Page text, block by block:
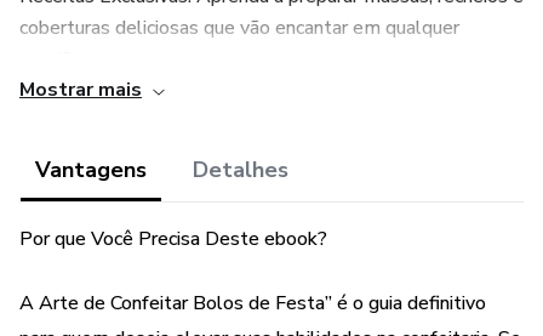
coberturas deliciosas que vão encantar em qualquer
seus bolos.
Passo a Passo Detalhado: Instruções claras e ilustradas
Mostrar mais
Vantagens Detalhes
Por que Você Precisa Deste ebook?
A Arte de Confeitar Bolos de Festa” é o guia definitivo